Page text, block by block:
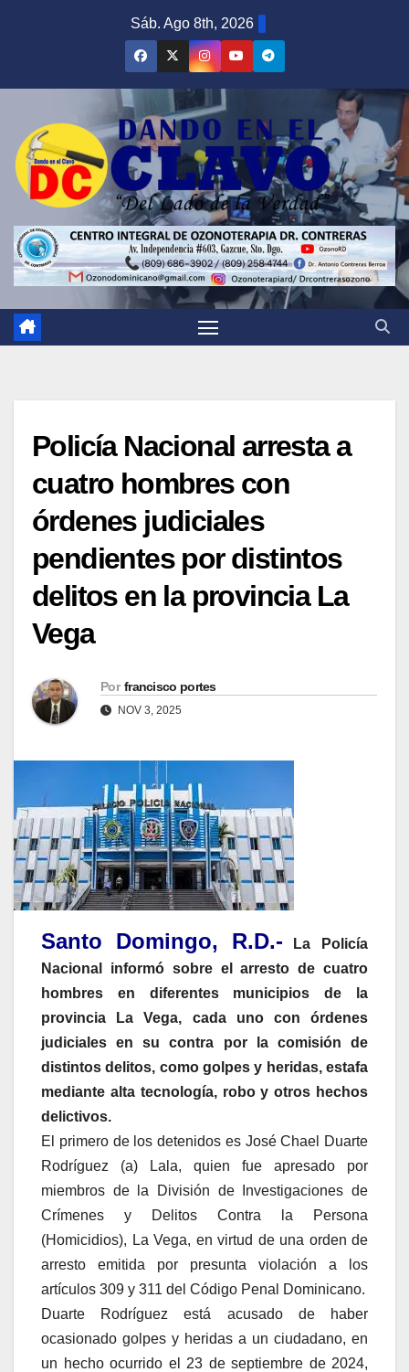
Sáb. Ago 8th, 2026
Policía Nacional arresta a
cuatro hombres con
órdenes judiciales
pendientes por distintos
delitos en la provincia La
Vega
Por francisco portes
NOV 3, 2025
Santo Domingo, R.D.- La Policía
Nacional informó sobre el arresto de cuatro
hombres en diferentes municipios de la
provincia La Vega, cada uno con órdenes
judiciales en su contra por la comisión de
distintos delitos, como golpes y heridas, estafa
mediante alta tecnología, robo y otros hechos
delictivos.
El primero de los detenidos es José Chael Duarte
Rodríguez (a) Lala, quien fue apresado por
miembros de la División de Investigaciones de
Crímenes y Delitos Contra la Persona
(Homicidios), La Vega, en virtud de una orden de
arresto emitida por presunta violación a los
artículos 309 y 311 del Código Penal Dominicano.
Duarte Rodríguez está acusado de haber
ocasionado golpes y heridas a un ciudadano, en
un hecho ocurrido el 23 de septiembre de 2024,